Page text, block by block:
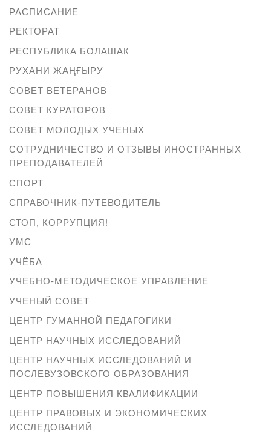
РАСПИСАНИЕ
РЕКТОРАТ
РЕСПУБЛИКА БОЛАШАК
РУХАНИ ЖАҢҒЫРУ
СОВЕТ ВЕТЕРАНОВ
СОВЕТ КУРАТОРОВ
СОВЕТ МОЛОДЫХ УЧЕНЫХ
СОТРУДНИЧЕСТВО И ОТЗЫВЫ ИНОСТРАННЫХ
ПРЕПОДАВАТЕЛЕЙ
СПОРТ
СПРАВОЧНИК-ПУТЕВОДИТЕЛЬ
СТОП, КОРРУПЦИЯ!
УМС
УЧЁБА
УЧЕБНО-МЕТОДИЧЕСКОЕ УПРАВЛЕНИЕ
УЧЕНЫЙ СОВЕТ
ЦЕНТР ГУМАННОЙ ПЕДАГОГИКИ
ЦЕНТР НАУЧНЫХ ИССЛЕДОВАНИЙ
ЦЕНТР НАУЧНЫХ ИССЛЕДОВАНИЙ И
ПОСЛЕВУЗОВСКОГО ОБРАЗОВАНИЯ
ЦЕНТР ПОВЫШЕНИЯ КВАЛИФИКАЦИИ
ЦЕНТР ПРАВОВЫХ И ЭКОНОМИЧЕСКИХ
ИССЛЕДОВАНИЙ